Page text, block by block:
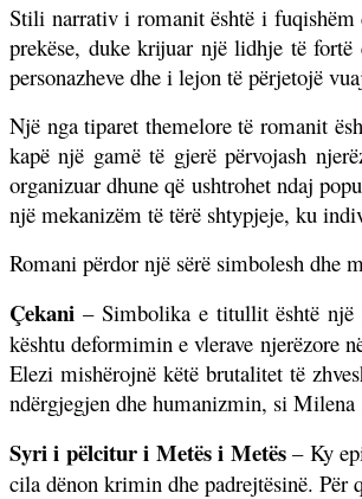
Stili narrativ i romanit është i
prekëse, duke krijuar një lidhje të
personazheve dhe i lejon të përjetojë
Një nga tiparet themelore të romanit
kapë një gamë të gjerë përvojash
organizuar dhune që ushtrohet ndaj
një mekanizëm të tërë shtypjeje, ku
Romani përdor një sërë simbolesh dhe
Çekani – Simbolika e titullit është një
kështu deformimin e vlerave njerëzore
Elezi mishërojnë këtë brutalitet të
ndërgjegjen dhe humanizmin, si Milena
Syri i pëlcitur i Metës i Metës– Ky
cila dënon krimin dhe padrejtësinë. Për